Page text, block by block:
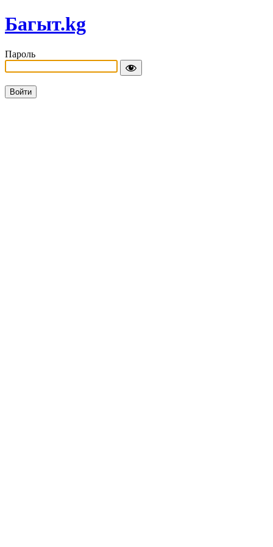
Багыт.kg
Пароль